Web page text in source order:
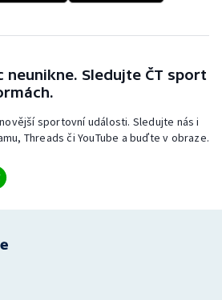
neunikne. Sledujte ČT sport
sportovní události. Sledujte nás i
Threads či YouTube a buďte v obraze.